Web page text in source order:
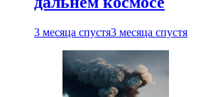
3 месяца спустя3 месяца спустя